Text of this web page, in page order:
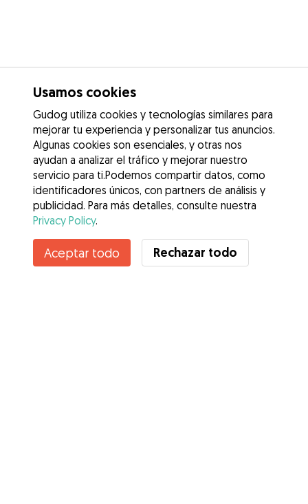
Usamos cookies
Gudog utiliza cookies y tecnologías similares para
mejorar tu experiencia y personalizar tus anuncios.
Algunas cookies son esenciales, y otras nos
ayudan a analizar el tráfico y mejorar nuestro
servicio para ti.Podemos compartir datos, como
identificadores únicos, con partners de análisis y
publicidad. Para más detalles, consulte nuestra
Privacy Policy.
Aceptar todo Rechazar todo